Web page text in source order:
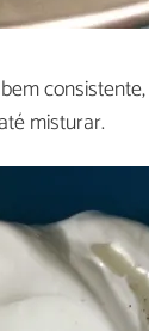
consistente,
misturar.